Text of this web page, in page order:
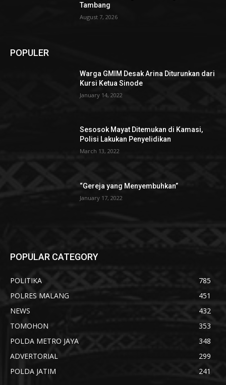
Tambang
August 7, 2026
POPULER
Warga GMIM Desak Arina Diturunkan dari
Kursi Ketua Sinode
January 14, 2022
Sesosok Mayat Ditemukan di Kamasi,
Polisi Lakukan Penyelidikan
March 13, 2022
“Gereja yang Menyembuhkan”
January 17, 2022
POPULAR CATEGORY
POLITIKA
785
POLRES MALANG
451
NEWS
432
TOMOHON
353
POLDA METRO JAYA
348
ADVERTORIAL
299
POLDA JATIM
241